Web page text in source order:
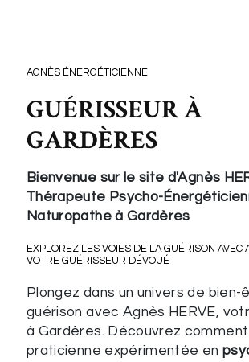
AGNÈS ÉNERGÉTICIENNE
GUÉRISSEUR À
GARDÈRES
Bienvenue sur le site d'Agnès
Thérapeute Psycho-
Naturopathe à Gardères
EXPLOREZ LES VOIES DE LA GUÉRISON AVEC
VOTRE GUÉRISSEUR DÉVOUÉ
Plongez dans un univers de
guérison avec Agnès HERVE,
à Gardères. Découvrez
praticienne expérimentée en